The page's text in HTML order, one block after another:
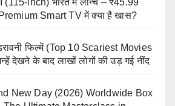
Smart TV में क्या है खास?
फिल्में (Top 10 Scariest Movies
देखने के बाद लाखों लोगों की उड़ गई नींद
New Day (2026) Worldwide Box